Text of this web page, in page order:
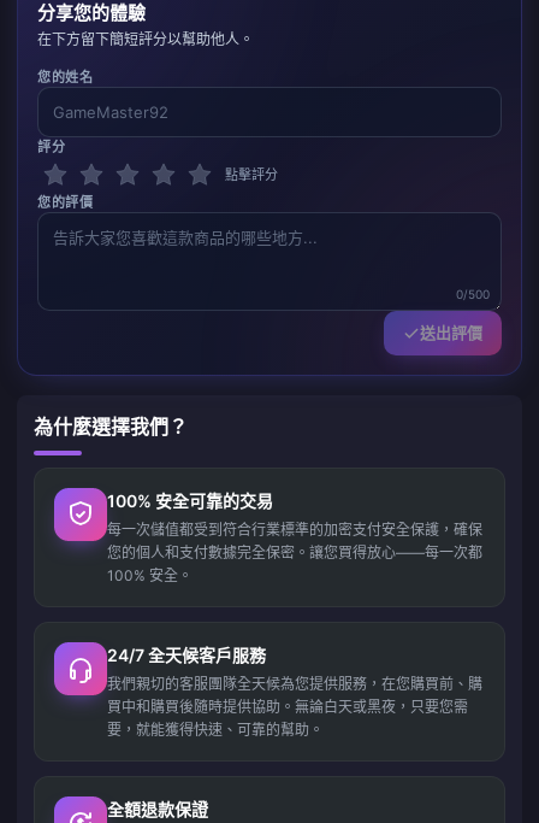
分享您的體驗
在下方留下簡短評分以幫助他人。
您的姓名
評分
點擊評分
您的評價
0/500
送出評價
為什麼選擇我們？
100% 安全可靠的交易
每一次儲值都受到符合行業標準的加密支付安全保護，確保
您的個人和支付數據完全保密。讓您買得放心——每一次都
100% 安全。
24/7 全天候客戶服務
我們親切的客服團隊全天候為您提供服務，在您購買前、購
買中和購買後隨時提供協助。無論白天或黑夜，只要您需
要，就能獲得快速、可靠的幫助。
全額退款保證